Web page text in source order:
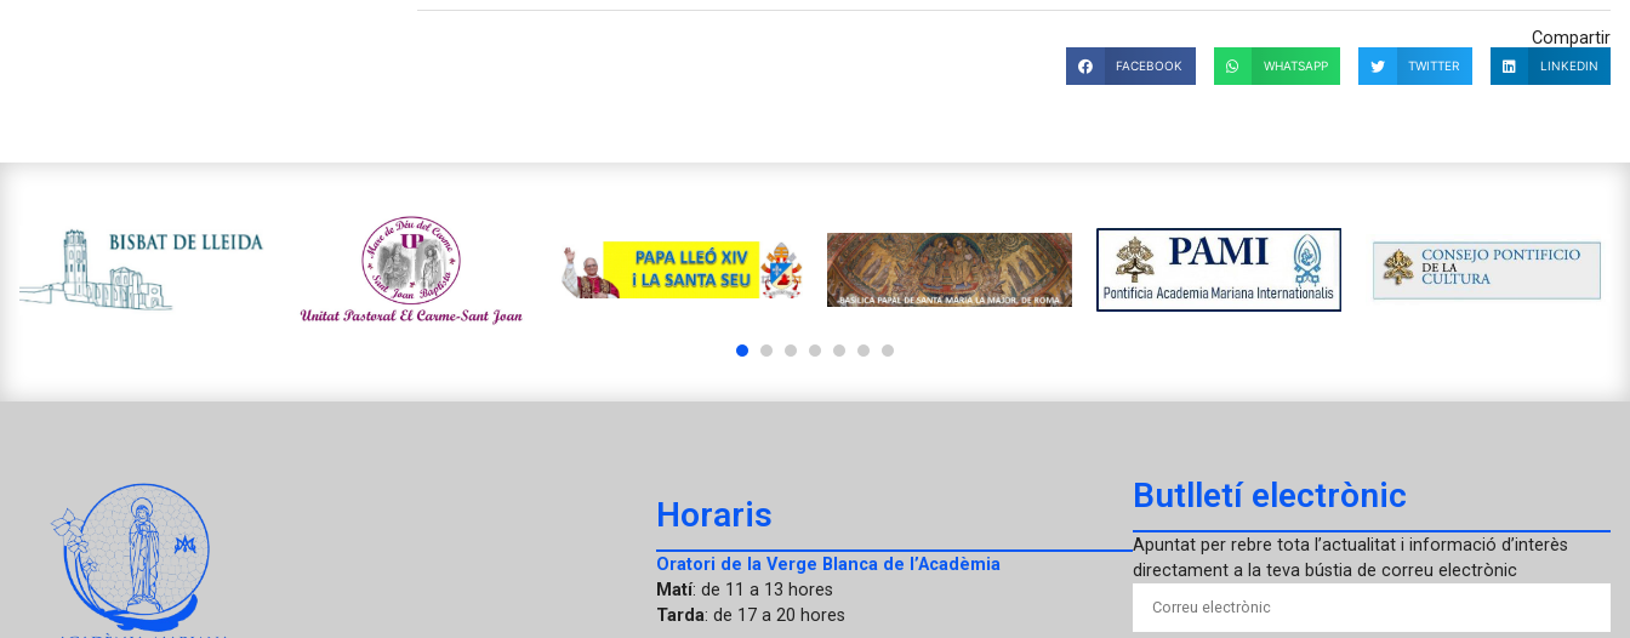
Compartir
FACEBOOK WHATSAPP TWITTER LINKEDIN
Horaris
Oratori de la Verge Blanca de l’Acadèmia
Matí: de 11 a 13 hores
Tarda: de 17 a 20 hores
Butlletí electrònic
Apuntat per rebre tota l’actualitat i informació d’interès
directament a la teva bústia de correu electrònic